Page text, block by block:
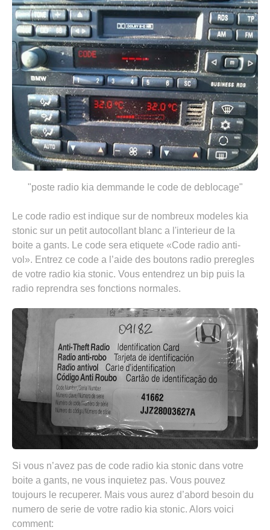
"poste radio kia demmande le code de deblocage"
Le code radio est indique sur de nombreux modeles kia
stonic sur un petit autocollant blanc a l'interieur de la
boite a gants. Le code sera etiquete «Code radio anti-
vol». Entrez ce code a l’aide des boutons radio preregles
de votre radio kia stonic. Vous entendrez un bip puis la
radio reprendra ses fonctions normales.
Si vous n’avez pas de code radio kia stonic dans votre
boite a gants, ne vous inquietez pas. Vous pouvez
toujours le recuperer. Mais vous aurez d’abord besoin du
numero de serie de votre radio kia stonic. Alors voici
comment: